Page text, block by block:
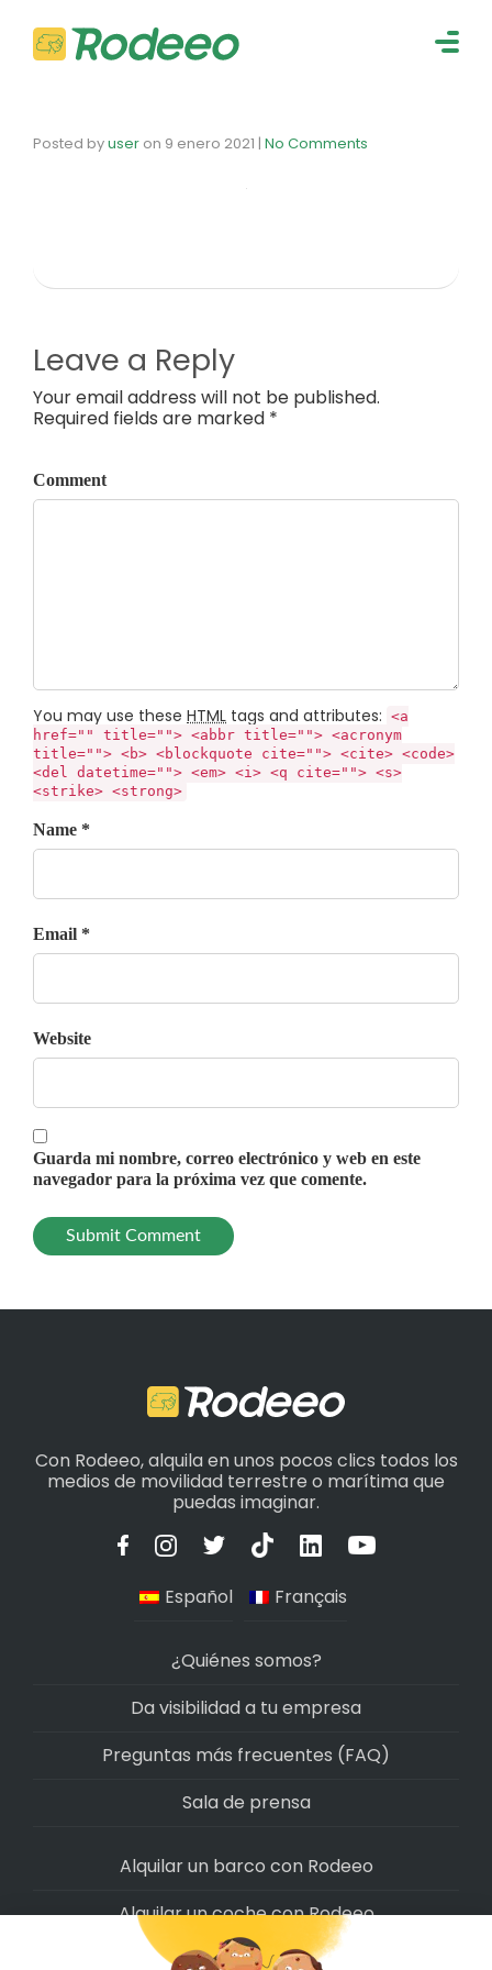
Posted byuser on 9 enero 2021 | No Comments
Leave a Reply
Your email address will not be published.
Required fields are marked *
Comment
You may use these HTML tags and attributes: <a
href="" title=""> <abbr title=""> <acronym
title=""> <b> <blockquote cite=""> <cite> <code>
<del datetime=""> <em> <i> <q cite=""> <s>
<strike> <strong>
Name *
Email *
Website
Guarda mi nombre, correo electrónico y web en este
navegador para la próxima vez que comente.
Con Rodeeo, alquila en unos pocos clics todos los
medios de movilidad terrestre o marítima que
puedas imaginar.
Español Français
¿Quiénes somos?
Da visibilidad a tu empresa
Preguntas más frecuentes (FAQ)
Sala de prensa
Alquilar un barco con Rodeeo
Alquilar un coche con Rodeeo
Alquilar una moto con Rodeeo